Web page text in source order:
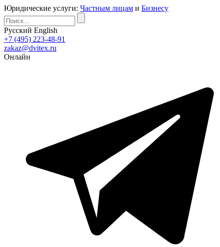
Юридические услуги: Частным лицам и Бизнесу
Русский English
+7 (495) 223-48-91
zakaz@dvitex.ru
Онлайн